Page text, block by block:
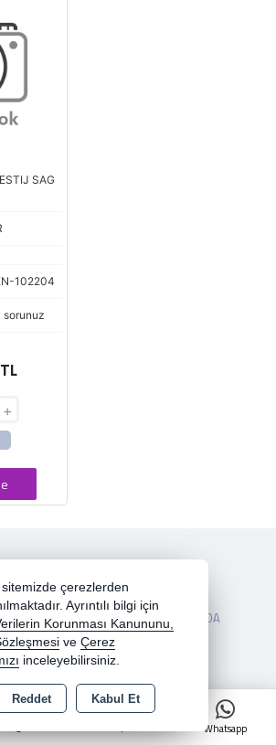
0
Whatsapp
SAG
102204
sorunuz
+
HİZMETLER
YARDIM
İSTEK VE
ÖNERILERINIZ
SIPARIŞ TAKIBI
TELEFONLA SIPARIŞ
MARŞ MOTORU
HAKKIMIZDA
sitemizde çerezlerden
Ayrıntılı bilgi için
Korunması Kanununu,
ve Çerez
inceleyebilirsiniz.
Reddet Kabul Et